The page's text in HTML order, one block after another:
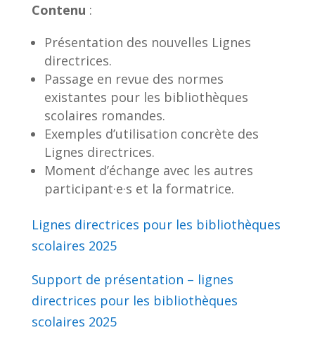
Contenu :
Présentation des nouvelles Lignes
directrices.
Passage en revue des normes
existantes pour les bibliothèques
scolaires romandes.
Exemples d’utilisation concrète des
Lignes directrices.
Moment d’échange avec les autres
participant·e·s et la formatrice.
Lignes directrices pour les bibliothèques
scolaires 2025
Support de présentation – lignes
directrices pour les bibliothèques
scolaires 2025